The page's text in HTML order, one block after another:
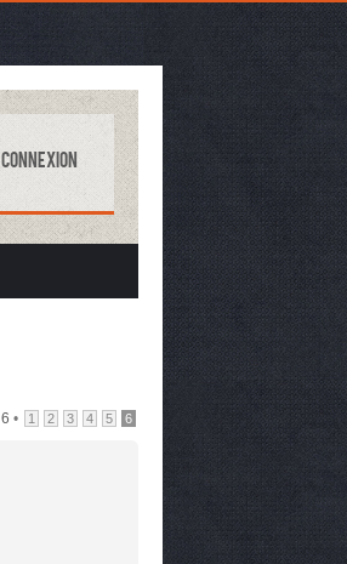
Connexion
6 • 1 2 3 4 5 6